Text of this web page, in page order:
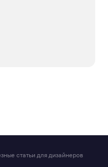
статьи для дизайнеров